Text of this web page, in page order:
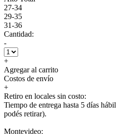
27-34
29-35
31-36
Cantidad:
-
+
Agregar al carrito
Costos de envío
+
Retiro en locales sin costo:
Tiempo de entrega hasta 5 días
podés retirar).
Montevideo: